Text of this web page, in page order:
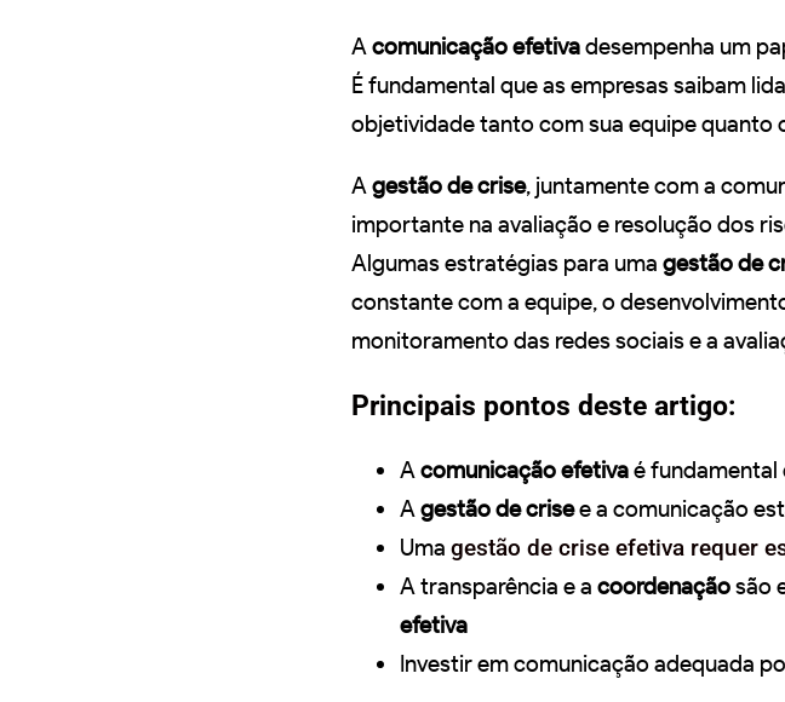
Acomunicação efetivadesempenha um
É fundamental que as empresas saibam
objetividade tanto com sua equipe quanto
Agestão de crise, juntamente com a
importante na avaliação e resolução dos
Algumas estratégias para uma gestão de
constante com a equipe, o
monitoramento das redes sociais e a
Principais pontos deste artigo:
Acomunicação efetivaé fundamental
Agestão de crisee a comunicação
Uma gestão de crise efetiva requer
A transparência e a coordenaçãosão
efetiva
Investir em comunicação adequada